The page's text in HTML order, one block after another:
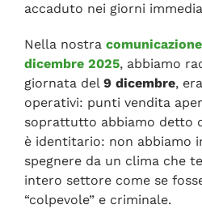
accaduto nei giorni
Nella nostra
dicembre 2025, abbiamo
giornata del 9 dicembre,
operativi: punti vendita
soprattutto abbiamo detto
è identitario: non abbiamo
spegnere da un clima che
intero settore come se
“colpevole” e criminale.